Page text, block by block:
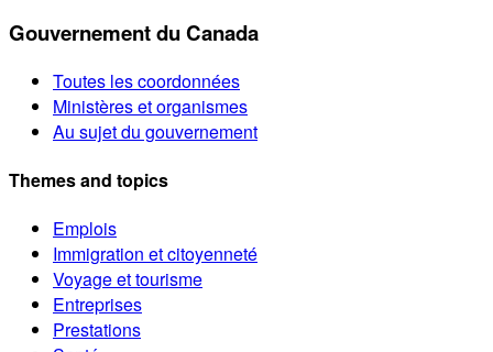
Gouvernement du Canada
Toutes les coordonnées
Ministères et organismes
Au sujet du gouvernement
Themes and topics
Emplois
Immigration et citoyenneté
Voyage et tourisme
Entreprises
Prestations